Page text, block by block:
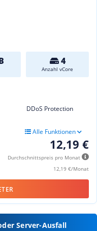
4
Anzahl vCore
DDoS Protection
Alle Funktionen
12,19 €
Durchschnittspreis pro Monat
12,19 €/Monat
Server-Ausfall